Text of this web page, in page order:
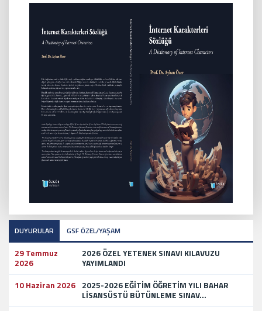
DUYURULAR GSF ÖZEL/YAŞAM
29 Temmuz
2026
2026 ÖZEL YETENEK SINAVI KILAVUZU
YAYIMLANDI
10 Haziran 2026 2025-2026 EĞİTİM ÖĞRETİM YILI BAHAR
LİSANSÜSTÜ BÜTÜNLEME SINAV...